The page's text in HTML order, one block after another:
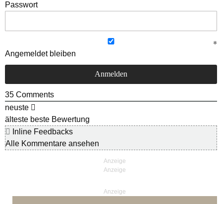
Passwort
Angemeldet bleiben
35 Comments
neuste
älteste beste Bewertung
Inline Feedbacks
Alle Kommentare ansehen
Anzeige